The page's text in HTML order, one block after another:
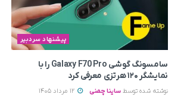
پیشنهاد سردبیر
سامسونگ گوشی Galaxy F70 Pro را با
نمایشگر ۱۲۰ هرتزی معرفی کرد
نوشته شده توسط ساینا چمنی